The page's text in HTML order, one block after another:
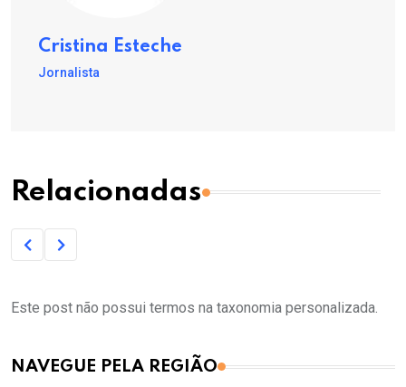
Cristina Esteche
Jornalista
Relacionadas
Este post não possui termos na taxonomia personalizada.
NAVEGUE PELA REGIÃO